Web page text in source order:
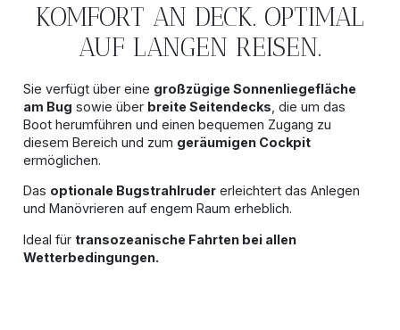
KOMFORT AN DECK. OPTIMAL
AUF LANGEN REISEN.
Sie verfügt über eine großzügige Sonnenliegefläche
am Bug sowie über breite Seitendecks , die um das
Boot herumführen und einen bequemen Zugang zu
diesem Bereich und zum geräumigen Cockpit
ermöglichen.
Das optionale Bugstrahlruder erleichtert das Anlegen
und Manövrieren auf engem Raum erheblich.
Ideal für transozeanische Fahrten bei allen
Wetterbedingungen.